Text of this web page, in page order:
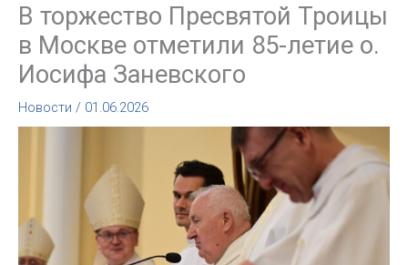
В торжество Пресвятой Троицы
в Москве отметили 85-летие о.
Иосифа Заневского
Новости / 01.06.2026